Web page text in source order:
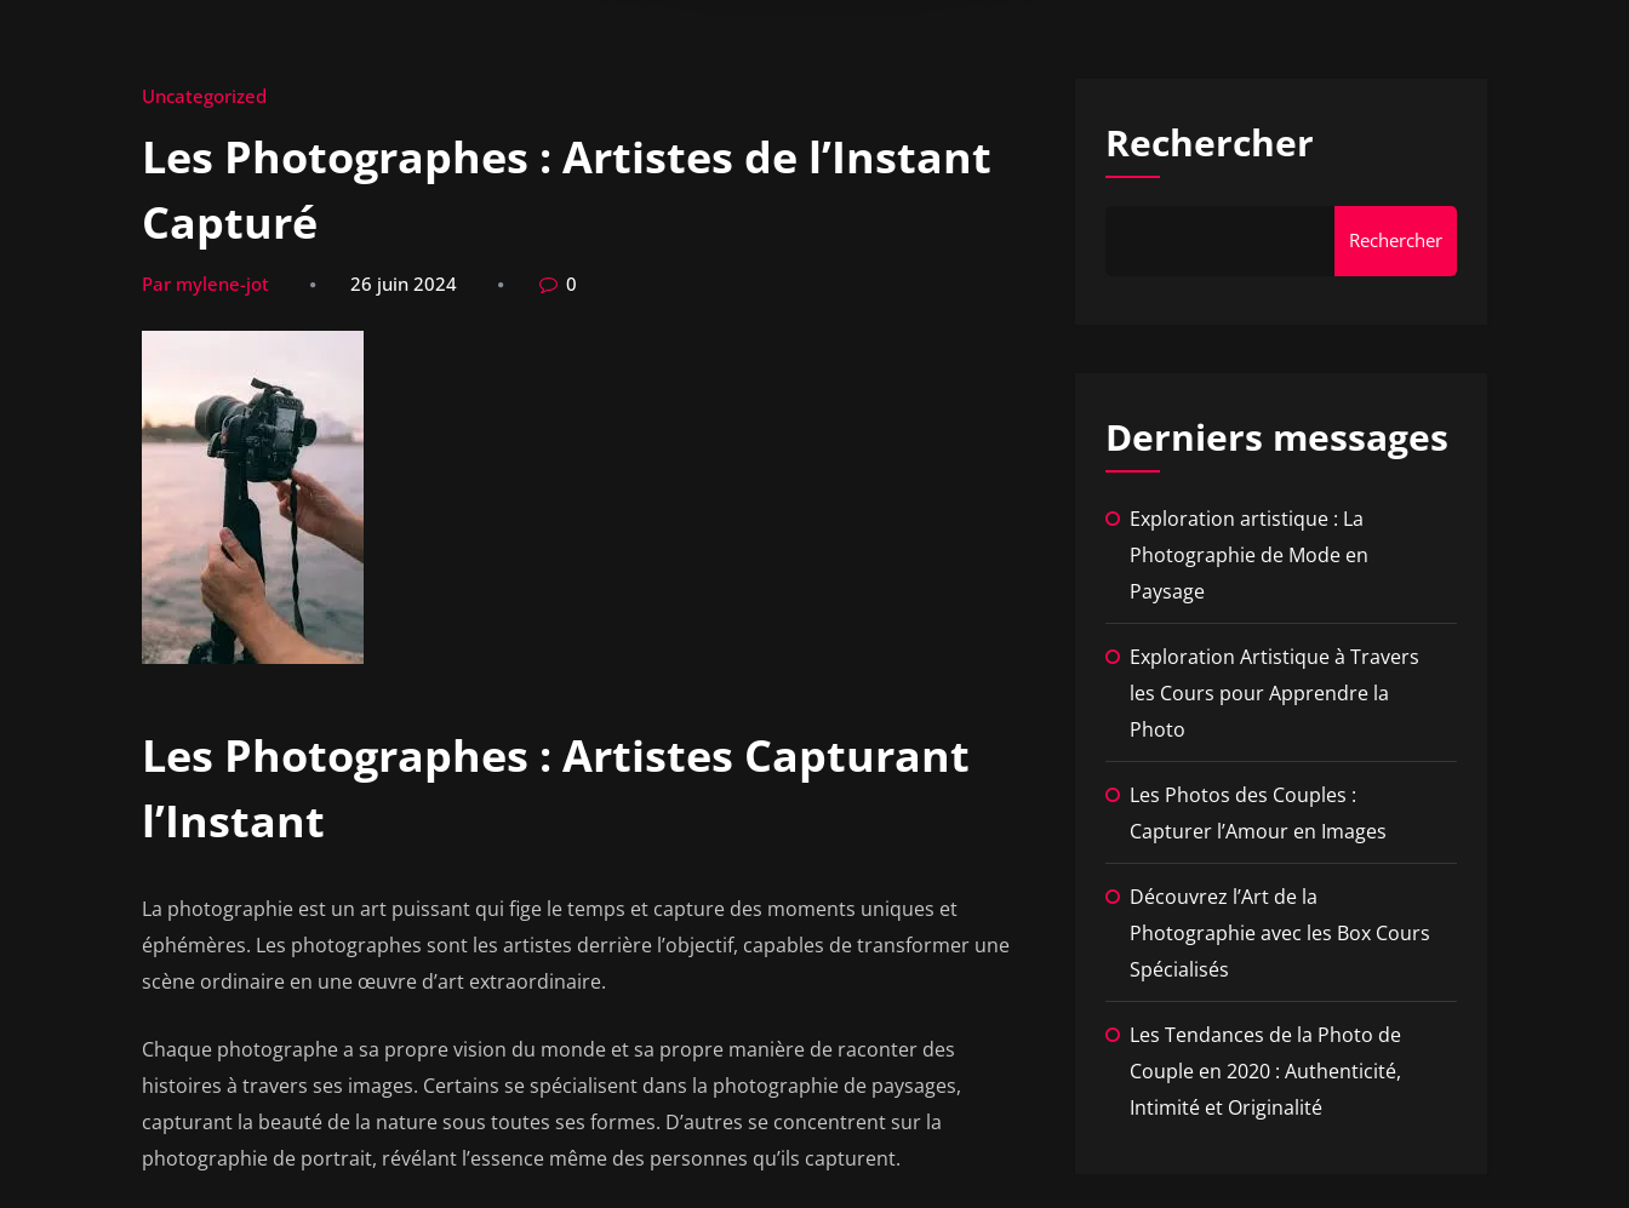
Uncategorized
Les Photographes : Artistes de l’Instant
Capturé
Par mylene-jot 26 juin 2024 0
Les Photographes : Artistes Capturant
l’Instant
La photographie est un art puissant qui fige le temps et capture des moments uniques et
éphémères. Les photographes sont les artistes derrière l’objectif, capables de transformer une
scène ordinaire en une œuvre d’art extraordinaire.
Chaque photographe a sa propre vision du monde et sa propre manière de raconter des
histoires à travers ses images. Certains se spécialisent dans la photographie de paysages,
capturant la beauté de la nature sous toutes ses formes. D’autres se concentrent sur la
photographie de portrait, révélant l’essence même des personnes qu’ils capturent.
Rechercher
Rechercher
Derniers messages
Exploration artistique : La
Photographie de Mode en
Paysage
Exploration Artistique à Travers
les Cours pour Apprendre la
Photo
Les Photos des Couples :
Capturer l’Amour en Images
Découvrez l’Art de la
Photographie avec les Box Cours
Spécialisés
Les Tendances de la Photo de
Couple en 2020 : Authenticité,
Intimité et Originalité